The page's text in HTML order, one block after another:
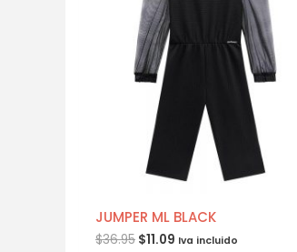
JUMPER ML BLACK
$36.95 $11.09 Iva incluido